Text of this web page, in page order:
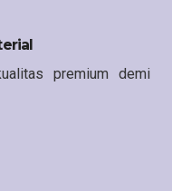
premium demi